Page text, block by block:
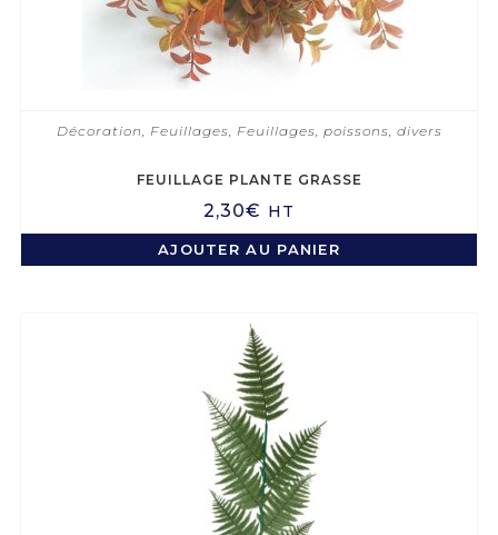
Décoration, Feuillages, Feuillages, poissons, divers
FEUILLAGE PLANTE GRASSE
2,30€ HT
AJOUTER AU PANIER